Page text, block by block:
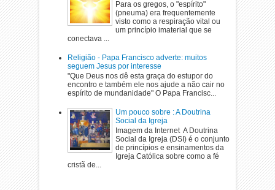
Para os gregos, o "espírito"
(pneuma) era frequentemente
visto como a respiração vital ou
um princípio imaterial que se
conectava ...
Religião - Papa Francisco adverte: muitos
seguem Jesus por interesse
"Que Deus nos dê esta graça do estupor do
encontro e também ele nos ajude a não cair no
espírito de mundanidade" O Papa Francisc...
Um pouco sobre : A Doutrina
Social da Igreja
Imagem da Internet A Doutrina
Social da Igreja (DSI) é o conjunto
de princípios e ensinamentos da
Igreja Católica sobre como a fé
cristã de...